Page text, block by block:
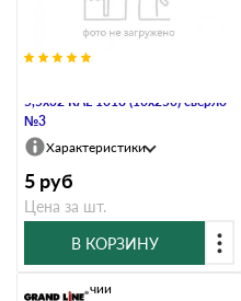
5,5х32 RAL 1018 (10х250) сверло
№3
Характеристики
5 руб
Цена за шт.
В КОРЗИНУ
В наличии